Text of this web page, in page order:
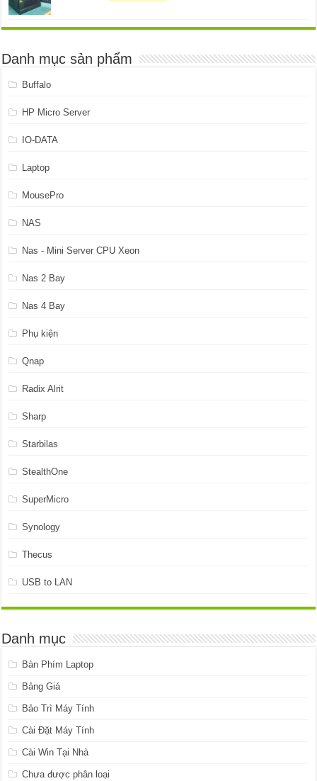
4.899.999 ₫.
là:
Danh mục sản phẩm
Buffalo
HP Micro Server
IO-DATA
Laptop
MousePro
NAS
Nas - Mini Server CPU Xeon
Nas 2 Bay
Nas 4 Bay
Phụ kiện
Qnap
Radix Alrit
Sharp
Starbilas
StealthOne
SuperMicro
Synology
Thecus
USB to LAN
Danh mục
Bàn Phím Laptop
Bảng Giá
Bảo Trì Máy Tính
Cài Đặt Máy Tính
Cài Win Tại Nhà
Chưa được phân loại